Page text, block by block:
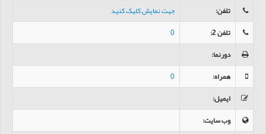
تلفن:
جهت نمایش کلیک کنید
تلفن 2 :
0
دورنما:
همراه:
0
ایمیل:
وب سایت: